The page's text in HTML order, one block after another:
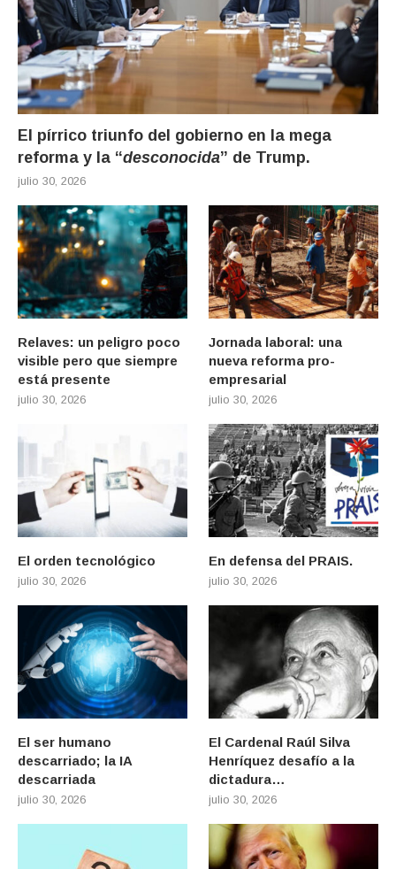
El pírrico triunfo del gobierno en la mega
reforma y la “desconocida” de Trump.
julio 30, 2026
Relaves: un peligro poco
visible pero que siempre
está presente
julio 30, 2026
Jornada laboral: una
nueva reforma pro-
empresarial
julio 30, 2026
El orden tecnológico
julio 30, 2026
En defensa del PRAIS.
julio 30, 2026
El ser humano
descarriado; la IA
descarriada
julio 30, 2026
El Cardenal Raúl Silva
Henríquez desafío a la
dictadura…
julio 30, 2026